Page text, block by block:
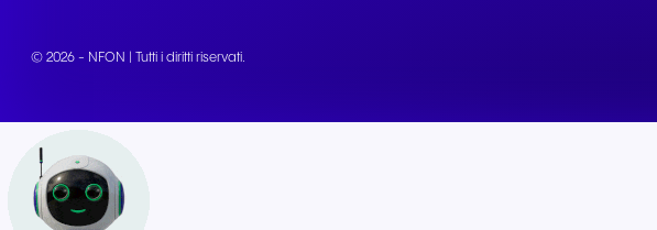
© 2026 - NFON | Tutti i diritti riservati.